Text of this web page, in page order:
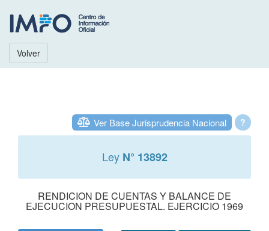
Volver
?
Ver Base Jurisprudencia Nacional
Ley N° 13892
RENDICION DE CUENTAS Y BALANCE DE
EJECUCION PRESUPUESTAL. EJERCICIO 1969